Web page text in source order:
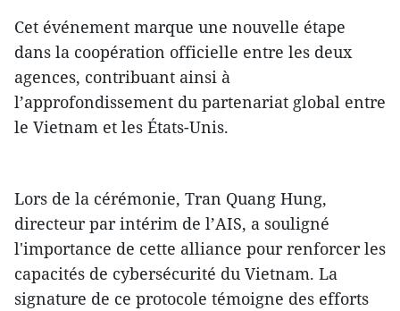
Cet événement marque une nouvelle étape
dans la coopération officielle entre les deux
agences, contribuant ainsi à
l’approfondissement du partenariat global entre
le Vietnam et les États-Unis.
Lors de la cérémonie, Tran Quang Hung,
directeur par intérim de l’AIS, a souligné
l'importance de cette alliance pour renforcer les
capacités de cybersécurité du Vietnam. La
signature de ce protocole témoigne des efforts